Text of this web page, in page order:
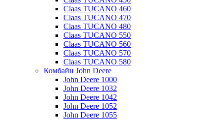
Claas TUCANO 460
Claas TUCANO 470
Claas TUCANO 480
Claas TUCANO 550
Claas TUCANO 560
Claas TUCANO 570
Claas TUCANO 580
Комбайн John Deere
John Deere 1000
John Deere 1032
John Deere 1042
John Deere 1052
John Deere 1055